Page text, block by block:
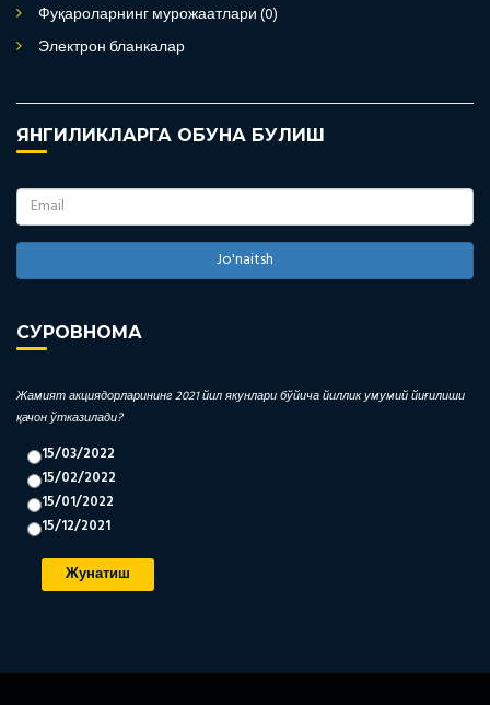
Фуқароларнинг мурожаатлари (0)
Электрон бланкалар
ЯНГИЛИКЛАРГА ОБУНА БУЛИШ
Jo'naitsh
СУРОВНОМА
Жамият акциядорларининг 2021 йил якунлари бўйича йиллик умумий йиғилиши
қачон ўтказилади?
15/03/2022
15/02/2022
15/01/2022
15/12/2021